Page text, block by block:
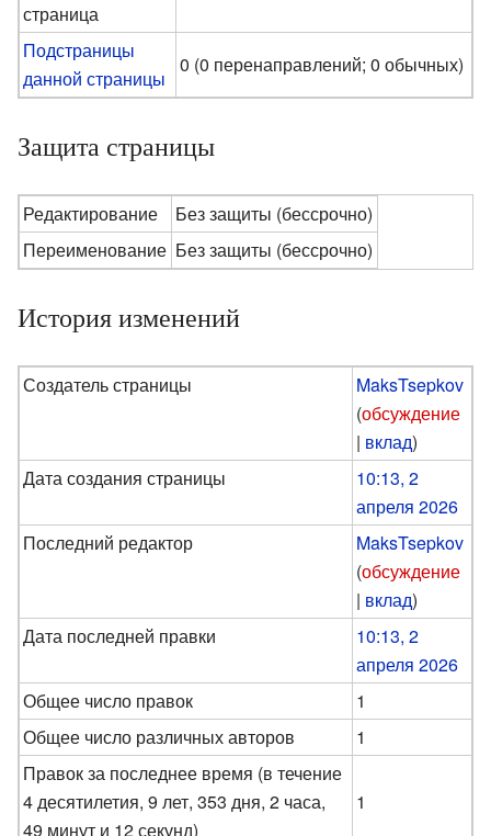
страница
Подстраницы
данной страницы
0 (0 перенаправлений; 0 обычных)
Защита страницы
Редактирование
Без защиты (бессрочно)
Переименование Без защиты (бессрочно)
История изменений
Создатель страницы
MaksTsepkov
(обсуждение
| вклад)
Дата создания страницы
10:13, 2
апреля 2026
Последний редактор
MaksTsepkov
(обсуждение
| вклад)
Дата последней правки
10:13, 2
апреля 2026
Общее число правок
1
Общее число различных авторов
1
Правок за последнее время (в течение
4 десятилетия, 9 лет, 353 дня, 2 часа,
49 минут и 12 секунд)
1